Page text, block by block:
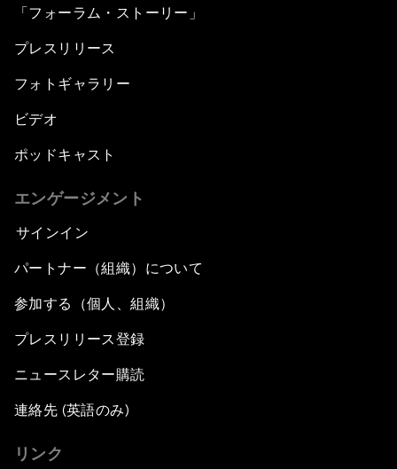
「フォーラム・ストーリー」
プレスリリース
フォトギャラリー
ビデオ
ポッドキャスト
エンゲージメント
サインイン
パートナー（組織）について
参加する（個人、組織）
プレスリリース登録
ニュースレター購読
連絡先 (英語のみ)
リンク